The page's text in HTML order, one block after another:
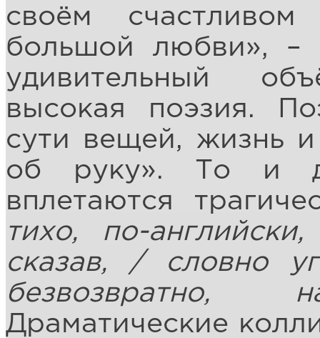
своём
большой любви», –
удивительный
высокая поэзия.
сути вещей, жизнь
об руку». То и
вплетаются
тихо, по-
сказав, / словно
Драматические